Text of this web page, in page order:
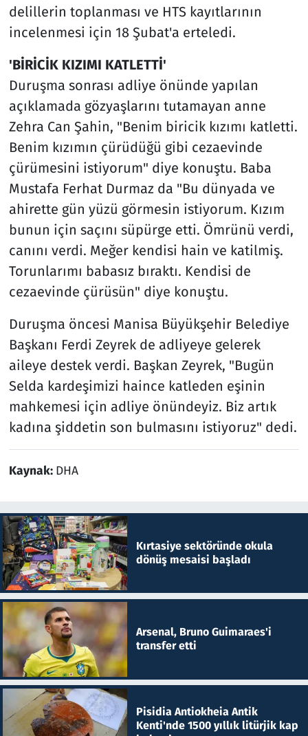
delillerin toplanması ve HTS kayıtlarının
incelenmesi için 18 Şubat'a erteledi.
'BİRİCİK KIZIMI KATLETTİ'
Duruşma sonrası adliye önünde yapılan
açıklamada gözyaşlarını tutamayan anne
Zehra Can Şahin, "Benim biricik kızımı katletti.
Benim kızımın çürüdüğü gibi cezaevinde
çürümesini istiyorum" diye konuştu. Baba
Mustafa Ferhat Durmaz da "Bu dünyada ve
ahirette gün yüzü görmesin istiyorum. Kızım
bunun için saçını süpürge etti. Ömrünü verdi,
canını verdi. Meğer kendisi hain ve katilmiş.
Torunlarımı babasız bıraktı. Kendisi de
cezaevinde çürüsün" diye konuştu.
Duruşma öncesi Manisa Büyükşehir Belediye
Başkanı Ferdi Zeyrek de adliyeye gelerek
aileye destek verdi. Başkan Zeyrek, "Bugün
Selda kardeşimizi haince katleden eşinin
mahkemesi için adliye önündeyiz. Biz artık
kadına şiddetin son bulmasını istiyoruz" dedi.
Kaynak: DHA
Kırtasiye sektöründe okula
dönüş mesaisi başladı
Arsenal, Bruno Guimaraes'i
transfer etti
Pisidia Antiokheia Antik
Kenti'nde 1500 yıllık litürjik kap